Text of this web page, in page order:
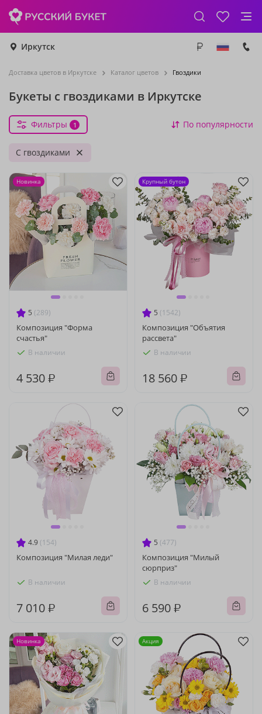
Иркутск
Доставка цветов в Иркутске Каталог цветов Гвоздики
Букеты с гвоздиками в Иркутске
Фильтры 1 По популярности
С гвоздиками
5 (289)
Композиция "Форма
счастья"
В наличии
4 530 ₽
Новинка
5 (1542)
Композиция "Объятия
рассвета"
В наличии
18 560 ₽
Крупный бутон
4.9 (154)
Композиция "Милая леди"
В наличии
7 010 ₽
5 (477)
Композиция "Милый
сюрприз"
В наличии
6 590 ₽
Новинка Акция